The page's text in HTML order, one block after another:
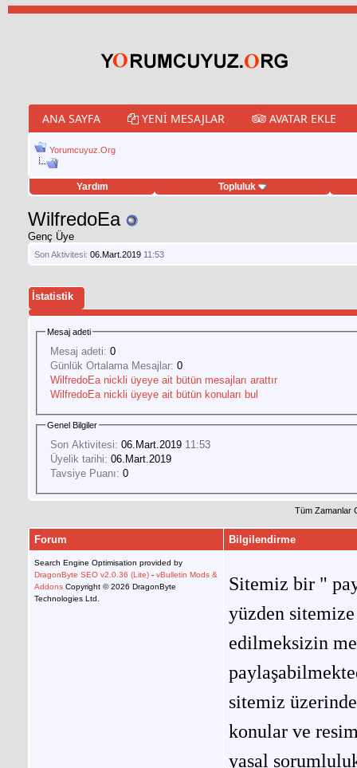
ANA SAYFA YENI MESAJLAR AVATAR EKLE
Yorumcuyuz.Org
Yardım Topluluk
hilesi
WilfredoEa
Genç Üye
Son Aktivitesi: 06.Mart.2019 11:53
İstatistik
Mesaj adeti
Mesaj adeti: 0
Günlük Ortalama Mesajlar: 0
WilfredoEa nickli üyeye ait bütün mesajları arattır
WilfredoEa nickli üyeye ait bütün konuları bul
Genel Bilgiler
Son Aktivitesi: 06.Mart.2019 11:53
Üyelik tarihi: 06.Mart.2019
Tavsiye Puanı: 0
Tüm Zamanlar
Forum Bilgilendirme
Search Engine Optimisation provided by
DragonByte SEO v2.0.36 (Lite) - vBulletin Mods &
Addons Copyright © 2026 DragonByte
Technologies Ltd.
Sitemiz bir "
yüzden
edilmeksizin
sitemiz
konular ve
yasal